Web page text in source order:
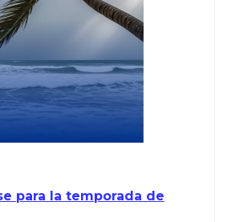
para la temporada de